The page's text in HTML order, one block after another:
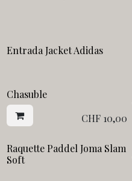
Entrada Jacket Adidas
Chasuble
CHF 10,00
Raquette Paddel Joma Slam
Soft